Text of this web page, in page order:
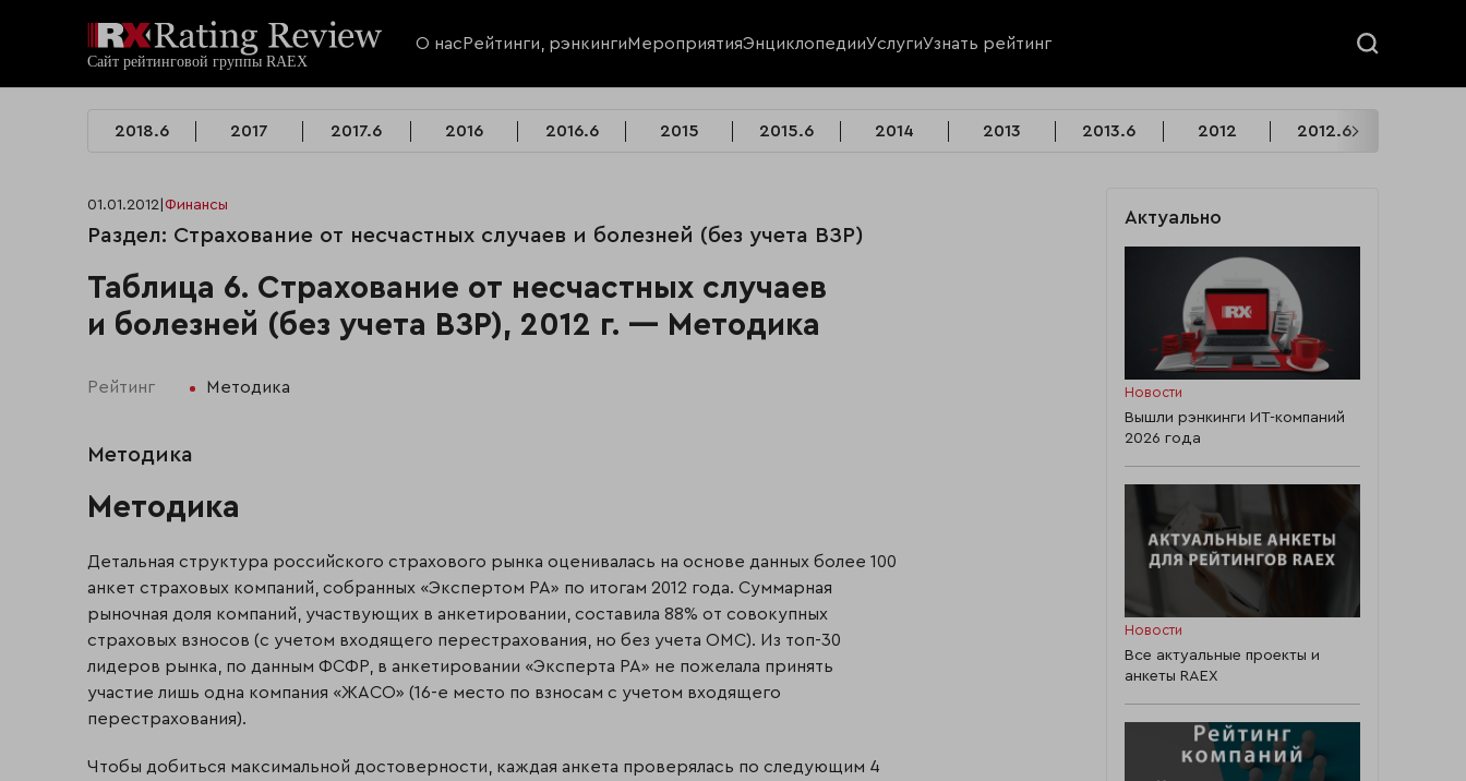
О нас Рейтинги, рэнкингиМероприятияЭнциклопедииУслугиУзнать рейтинг
2018.6 2017 2017.6 2016 2016.6 2015 2015.6 2014 2013 2013.6 2012 2012.6
01.01.2012 Финансы
Раздел: Страхование от несчастных случаев и болезней (без учета ВЗР)
Таблица 6. Страхование от несчастных случаев
и болезней (без учета ВЗР), 2012 г. — Методика
Рейтинг Методика
Методика
Методика
Детальная структура российского страхового рынка оценивалась на основе данных более 100
анкет страховых компаний, собранных «Экспертом РА» по итогам 2012 года. Суммарная
рыночная доля компаний, участвующих в анкетировании, составила 88% от совокупных
страховых взносов (с учетом входящего перестрахования, но без учета ОМС). Из топ-30
лидеров рынка, по данным ФСФР, в анкетировании «Эксперта РА» не пожелала принять
участие лишь одна компания «ЖАСО» (16-е место по взносам с учетом входящего
перестрахования).
Чтобы добиться максимальной достоверности, каждая анкета проверялась по следующим 4
Актуально
Новости
Вышли рэнкинги ИТ-компаний
2026 года
Новости
Все актуальные проекты и
анкеты RAEX